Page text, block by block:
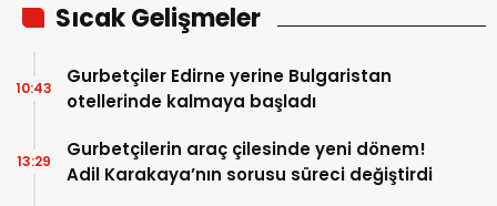
Sıcak Gelişmeler
Gurbetçiler Edirne yerine Bulgaristan
otellerinde kalmaya başladı
10:43
Gurbetçilerin araç çilesinde yeni dönem!
Adil Karakaya’nın sorusu süreci değiştirdi
13:29